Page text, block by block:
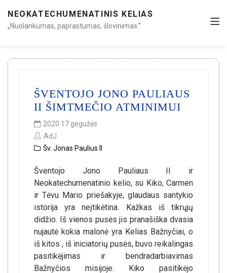
NEOKATECHUMENATINIS KELIAS
„Nuolankumas, paprastumas, šlovinimas.”
ŠVENTOJO JONO PAULIAUS
II ŠIMTMEČIO ATMINIMUI
2020 17 gegužės
AdJ
Šv. Jonas Paulius II
Šventojo Jono Pauliaus II ir
Neokatechumenatinio kelio, su Kiko, Carmen
ir Tėvu Mario priešakyje, glaudaus santykio
istorija yra neįtikėtina. Kažkas iš tikrųjų
didžio. Iš vienos pusės jis pranašiška dvasia
nujautė kokia malonė yra Kelias Bažnyčiai, o
iš kitos , iš iniciatorių pusės, buvo reikalingas
pasitikėjimas ir bendradarbiavimas
Bažnyčios misijoje. Kiko pasitikėjo